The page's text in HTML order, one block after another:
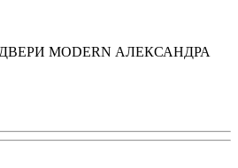
MODERN АЛЕКСАНДРА